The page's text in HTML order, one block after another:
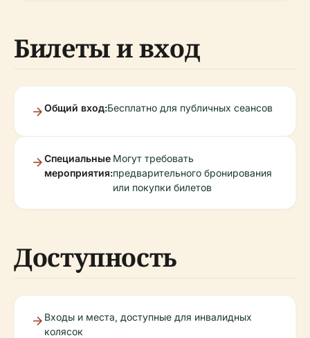
Билеты и вход
Общий вход:Бесплатно для публичных сеансов
Специальные
мероприятия:
Могут требовать
предварительного бронирования
или покупки билетов
Доступность
Входы и места, доступные для инвалидных
колясок